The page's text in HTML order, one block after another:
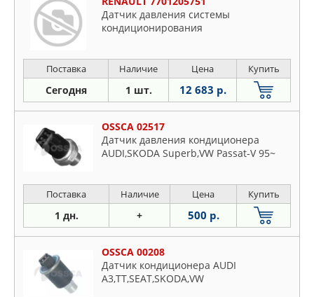
Датчик давления системы
кондиционирования
Поставка Наличие Цена Купить
Сегодня 1 шт. 12 683 р.
OSSCA 02517
Датчик давления кондиционера
AUDI,SKODA Superb,VW Passat-V 95~
Поставка Наличие Цена Купить
1 дн. + 500 р.
OSSCA 00208
Датчик кондиционера AUDI
A3,TT,SEAT,SKODA,VW